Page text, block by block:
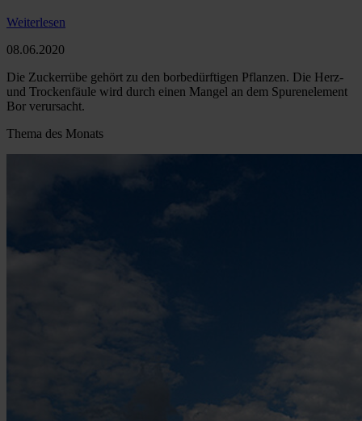
Weiterlesen
08.06.2020
Die Zuckerrübe gehört zu den borbedürftigen Pflanzen. Die Herz-
und Trockenfäule wird durch einen Mangel an dem Spurenelement
Bor verursacht.
Thema des Monats